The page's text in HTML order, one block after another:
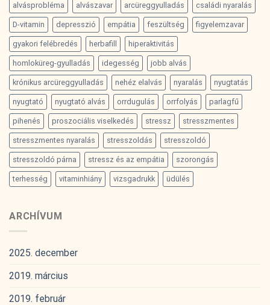
alvásprobléma alvászavar arcüreggyulladás családi nyaralás
D-vitamin depresszió empátia feszültség figyelemzavar
gyakori felébredés herbafill hiperaktivitás
homloküreg-gyulladás idegesség jobb alvás
krónikus arcüreggyulladás nehéz elalvás nyaralás nyugtatás
nyugtató nyugtató alvás orrdugulás orrfolyás parlagfű
pihenés proszociális viselkedés stressz stresszmentes
stresszmentes nyaralás stresszoldás stresszoldó
stresszoldó párna stressz és az empátia szorongás
terhesség vitaminhiány vizsgadrukk üdülés
ARCHÍVUM
2025. december
2019. március
2019. február